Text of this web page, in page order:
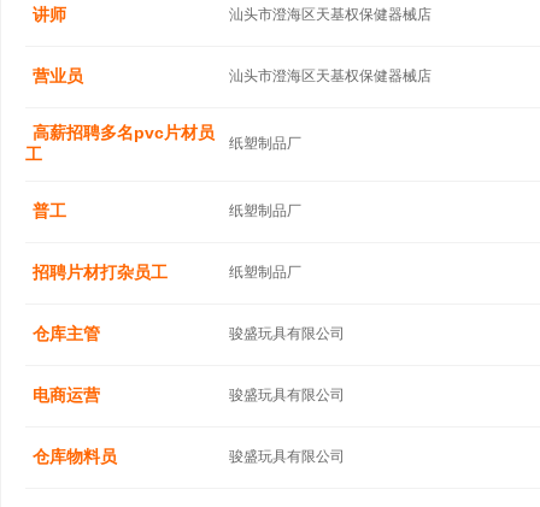
讲师 汕头市澄海区天基权保健器械店
营业员 汕头市澄海区天基权保健器械店
高薪招聘多名pvc片材员
工
纸塑制品厂
普工 纸塑制品厂
招聘片材打杂员工 纸塑制品厂
仓库主管 骏盛玩具有限公司
电商运营 骏盛玩具有限公司
仓库物料员 骏盛玩具有限公司